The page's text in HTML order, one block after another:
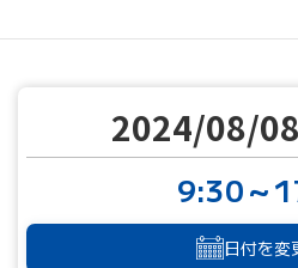
2024/08/08
9:30～
日付を変